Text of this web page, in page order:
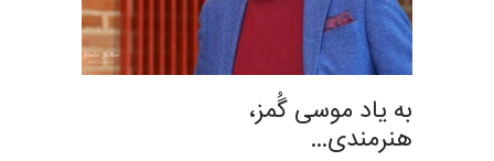
به یاد موسی گُمز،
هنرمندی…